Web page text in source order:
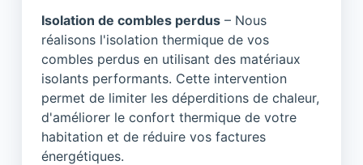
Isolation de combles perdus – Nous
réalisons l'isolation thermique de vos
combles perdus en utilisant des matériaux
isolants performants. Cette intervention
permet de limiter les déperditions de chaleur,
d'améliorer le confort thermique de votre
habitation et de réduire vos factures
énergétiques.